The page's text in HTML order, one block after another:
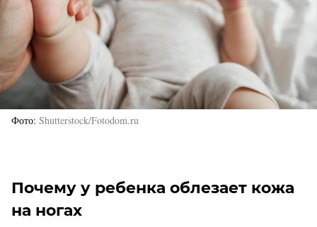
Фото Shutterstock/Fotodom.ru
Почему у ребенка облезает кожа
на ногах